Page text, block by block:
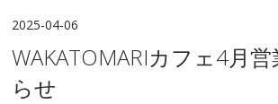
2025-04-06
WAKATOMARIカフェ4月
らせ